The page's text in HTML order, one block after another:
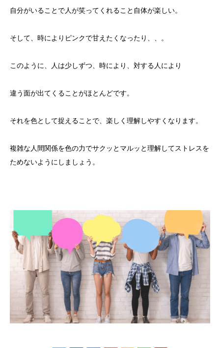
自分がいることで人が笑ってくれること自体が楽しい。
そして、時によりピンクで甘えたくなったり、、。
このように、人は少しずつ、時により、対する人により
違う面が出てくることがほとんどです。
それを色として捉えることで、楽しく理解しやすくなります。
複雑な人間関係を色の力でサクッとマルッと理解してストレスを
ためないようにしましょう。